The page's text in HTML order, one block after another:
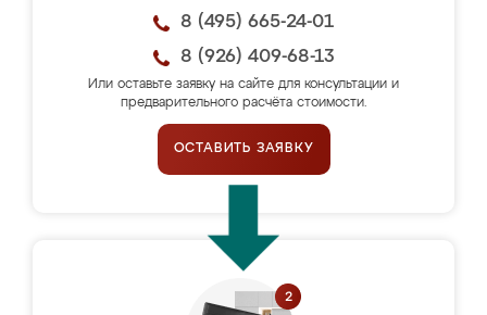
8 (495) 665-24-01
8 (926) 409-68-13
Или оставьте заявку на сайте для консультации и
предварительного расчёта стоимости.
ОСТАВИТЬ ЗАЯВКУ